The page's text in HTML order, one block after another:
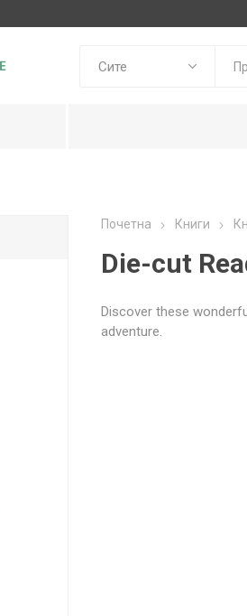
Lilliputiens
Почетна Книги
Die-cut
Discover these
adventure.